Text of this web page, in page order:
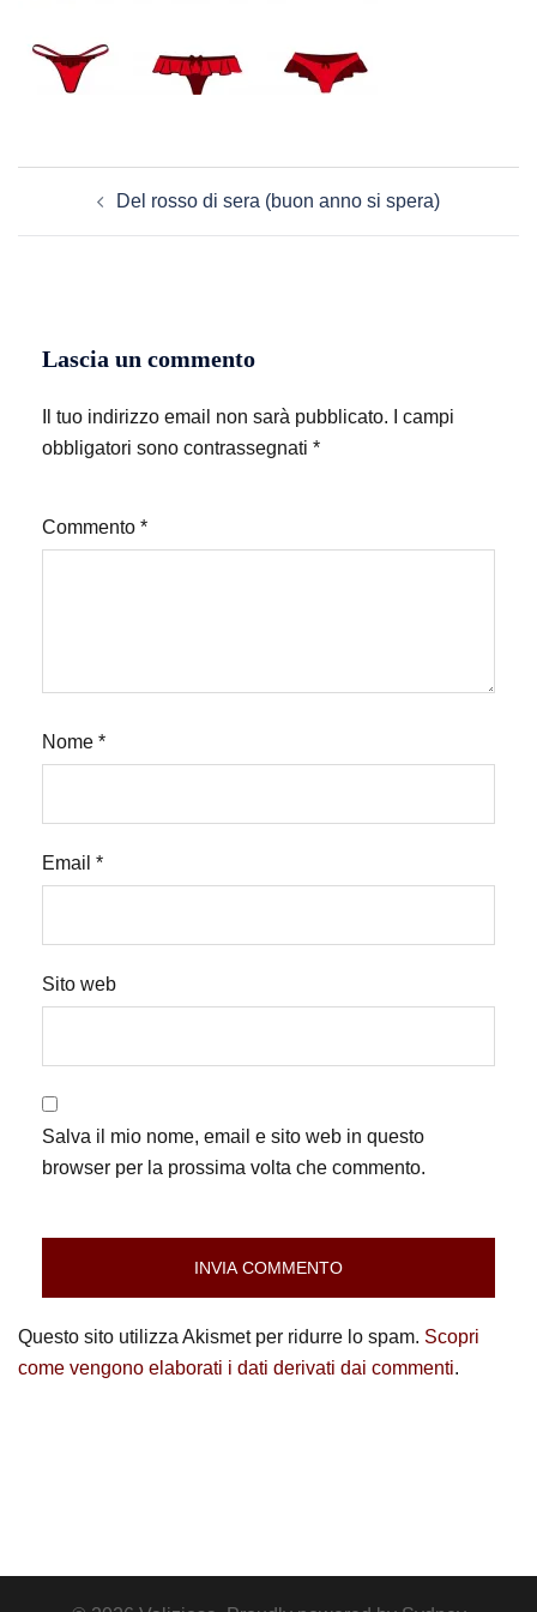
articolo
Del rosso di sera (buon anno si spera)
Lascia un commento
Il tuo indirizzo email non sarà pubblicato.
I campi
obbligatori sono contrassegnati *
Commento *
Nome *
Email *
Sito web
Salva il mio nome, email e sito web in questo
browser per la prossima volta che commento.
Questo sito utilizza Akismet per ridurre lo spam. Scopri
come vengono elaborati i dati derivati dai commenti.